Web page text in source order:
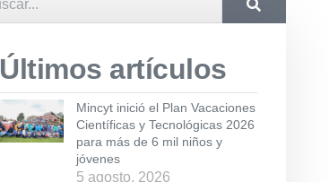
Últimos artículos
Mincyt inició el Plan Vacaciones
Científicas y Tecnológicas 2026
para más de 6 mil niños y
jóvenes
5 agosto, 2026